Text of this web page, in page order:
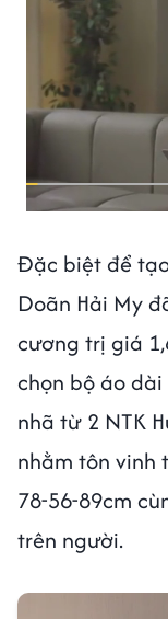
Đặc biệt để
Doãn Hải My
cương trị giá
chọn bộ áo
nhã từ 2 NTK
nhằm tôn vinh
78-56-89cm
trên người.